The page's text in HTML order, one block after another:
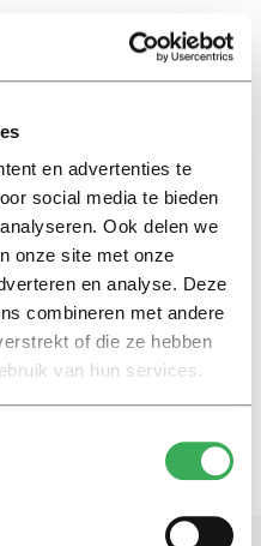
en advertenties te
social media te bieden
Ook delen we
onze site met onze
en analyse. Deze
combineren met andere
of die ze hebben
van hun services.
EN
voor software van
en neemt definitief
van SPSS
2026